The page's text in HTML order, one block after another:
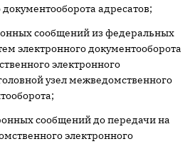
адресатов;
сообщений из федеральных
электронного документооборота
электронного
узел межведомственного
сообщений до передачи на
электронного